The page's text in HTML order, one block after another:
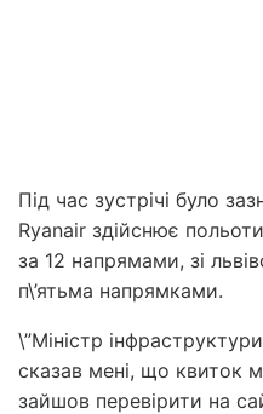
Під час зустрічі було
Ryanair здійснює
за 12 напрямами, зі
п\’ятьма напрямками.
\”Міністр
сказав мені, що квиток
зайшов перевірити на